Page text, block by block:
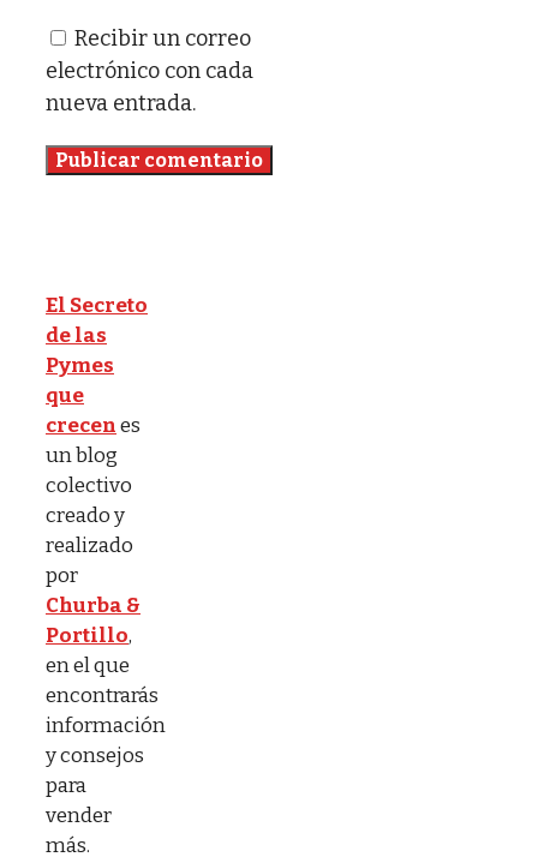
Recibir un correo
electrónico con cada
nueva entrada.
El Secreto
de las
Pymes
que
crecenes
un blog
colectivo
creado y
realizado
por
Churba &
Portillo,
en el que
encontrarás
información
y consejos
para
vender
más.